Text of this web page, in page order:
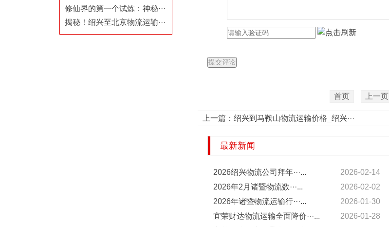
修仙界的第一个试炼：神秘···
揭秘！绍兴至北京物流运输···
首页 上一页
上一篇： 绍兴到马鞍山物流运输价格_绍兴···
最新新闻
2026绍兴物流公司拜年···... 2026-02-14
2026年2月诸暨物流数···...
2026-02-02
2026年诸暨物流运输行···...
2026-01-30
宜荣财达物流运输全面降价···...
2026-01-28